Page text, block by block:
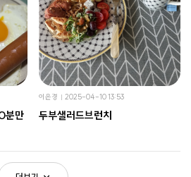
분만
이은경 2025-04-10 13:53
두부샐러드브런치